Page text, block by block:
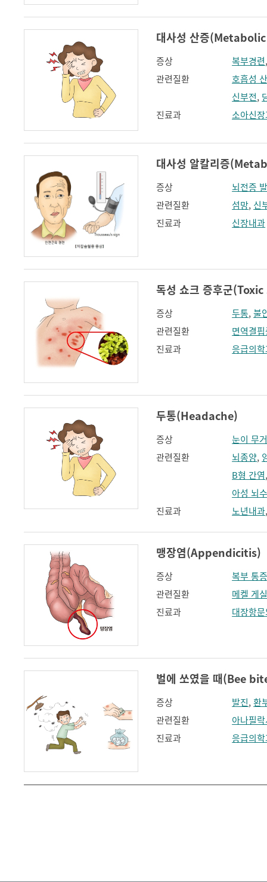
대사성 산증
증상 복부경련
관련질환
호흡성
신부전,
진료과
소아신
대사성 알칼리증
증상
뇌전증
관련질환
섬망, 신
진료과
신장내과
독성 쇼크 증후군
증상 두통,불
관련질환
면역결
진료과
응급의
두통(Headache)
증상
눈이 무
관련질환
뇌종양,
B형 간염
아성 뇌
진료과
노년내과
맹장염(Appendicitis)
증상
복부 통
관련질환
메켈 게
진료과
대장항
벌에 쏘였을 때(Bee
증상 발진,환
관련질환
아나필
진료과
응급의